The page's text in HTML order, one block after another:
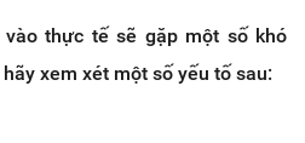
thực tế sẽ gặp một số khó
xem xét một số yếu tố sau: